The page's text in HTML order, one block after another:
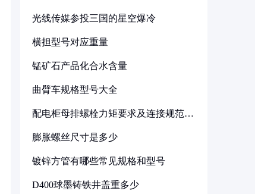
光线传媒参投三国的星空爆冷
横担型号对应重量
锰矿石产品化合水含量
曲臂车规格型号大全
配电柜母排螺栓力矩要求及连接规范详
膨胀螺丝尺寸是多少
镀锌方管有哪些常见规格和型号
D400球墨铸铁井盖重多少